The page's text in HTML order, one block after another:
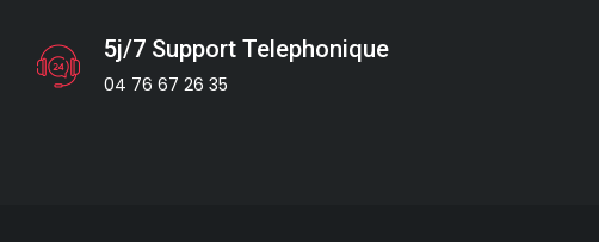
5j/7 Support Telephonique
04 76 67 26 35